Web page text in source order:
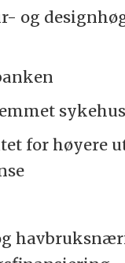
har også sin
og
for høyere